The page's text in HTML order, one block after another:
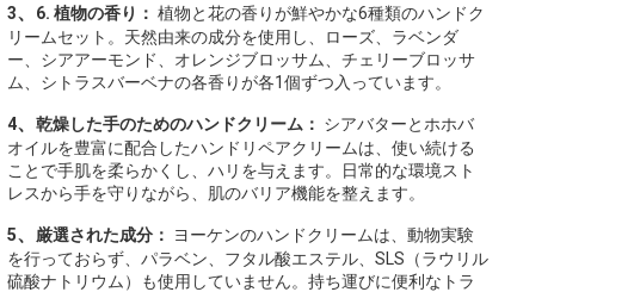
3、 6. 植物の香り： 植物と花の香りが鮮やかな6種類のハンドク
リームセット。天然由来の成分を使用し、ローズ、ラベンダ
ー、シアアーモンド、オレンジブロッサム、チェリーブロッサ
ム、シトラスバーベナの各香りが各1個ずつ入っています。
4、 乾燥した手のためのハンドクリーム： シアバターとホホバ
オイルを豊富に配合したハンドリペアクリームは、使い続ける
ことで手肌を柔らかくし、ハリを与えます。日常的な環境スト
レスから手を守りながら、肌のバリア機能を整えます。
5、 厳選された成分：
ヨーケンのハンドクリームは、動物実験
を行っておらず、パラベン、フタル酸エステル、SLS（ラウリル
硫酸ナトリウム）も使用していません。持ち運びに便利なトラ